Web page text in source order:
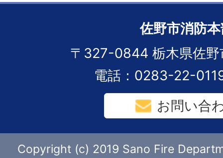
佐野市消防
〒327-0844 栃木県佐野
電話：0283-22-
お問い合
Copyright (c) 2019 Sano Fire